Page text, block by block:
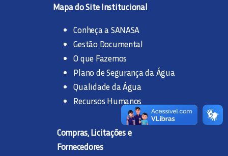
LEGISLAÇÃO E NORMAS
DOCUMENTAÇÃO INTERNA
Mapa do Site Institucional
Conheça a SANASA
Gestão Documental
O que Fazemos
Plano de Segurança da Água
Qualidade da Água
Recursos Humanos
Compras, Licitações e
Fornecedores